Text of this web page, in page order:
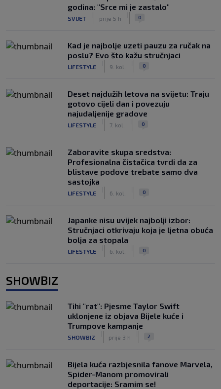
godina: "Srce mi je zastalo"
SVIJET prije 5 h 0
Kad je najbolje uzeti pauzu za ručak na
poslu? Evo što kažu stručnjaci
LIFESTYLE 9. kol. 0
Deset najdužih letova na svijetu: Traju
gotovo cijeli dan i povezuju
najudaljenije gradove
LIFESTYLE 7. kol. 0
Zaboravite skupa sredstva:
Profesionalna čistačica tvrdi da za
blistave podove trebate samo dva
sastojka
LIFESTYLE 6. kol. 0
Japanke nisu uvijek najbolji izbor:
Stručnjaci otkrivaju koja je ljetna obuća
bolja za stopala
LIFESTYLE 6. kol. 0
SHOWBIZ
Tihi "rat": Pjesme Taylor Swift
uklonjene iz objava Bijele kuće i
Trumpove kampanje
SHOWBIZ prije 3 h 2
Bijela kuća razbjesnila fanove Marvela,
Spider-Manom promovirali
deportacije: Sramim se!